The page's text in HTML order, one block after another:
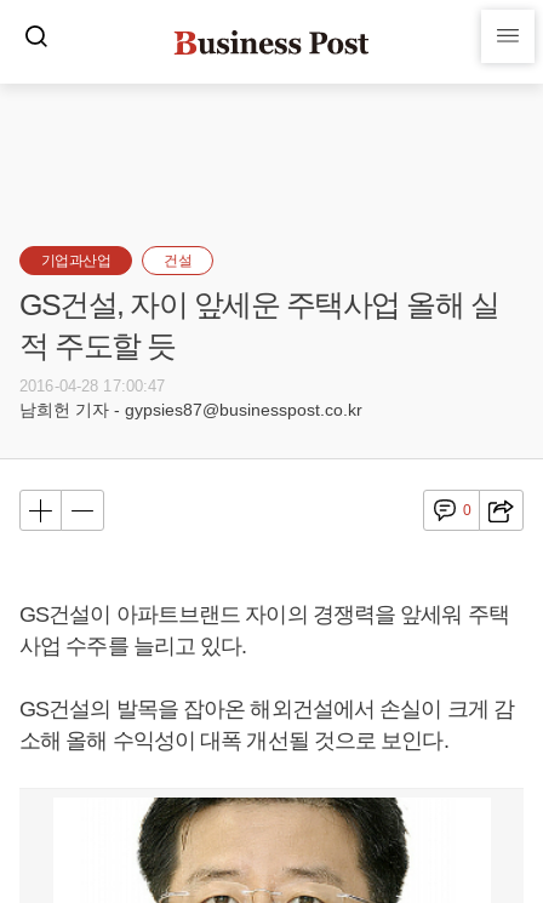
기업과산업 건설
GS건설, 자이 앞세운 주택사업 올해 실
적 주도할 듯
2016-04-28 17:00:47
남희헌 기자 - gypsies87@businesspost.co.kr
0
GS건설이 아파트브랜드 자이의 경쟁력을 앞세워 주택
사업 수주를 늘리고 있다.
GS건설의 발목을 잡아온 해외건설에서 손실이 크게 감
소해 올해 수익성이 대폭 개선될 것으로 보인다.